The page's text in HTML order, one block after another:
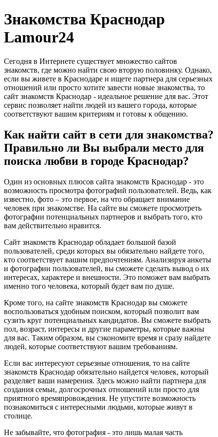
Знакомства Краснодар
Lamour24
Сегодня в Интернете существует множество сайтов
знакомств, где можно найти свою вторую половинку. Однако,
если вы живете в Краснодаре и ищете партнера для серьезных
отношений или просто хотите завести новые знакомства, то
сайт знакомств Краснодар - идеальное решение для вас. Этот
сервис позволяет найти людей из вашего города, которые
соответствуют вашим критериям и готовы к общению.
Как найти сайт в сети для знакомства?
Правильно ли Вы выбрали место для
поиска любви в городе Краснодар?
Один из основных плюсов сайта знакомств Краснодар - это
возможность просмотра фотографий пользователей. Ведь, как
известно, фото – это первое, на что обращает внимание
человек при знакомстве. На сайте вы сможете просмотреть
фотографии потенциальных партнеров и выбрать того, кто
вам действительно нравится.
Сайт знакомств Краснодар обладает большой базой
пользователей, среди которых вы обязательно найдете того,
кто соответствует вашим предпочтениям. Анализируя анкеты
и фотографии пользователей, вы сможете сделать вывод о их
интересах, характере и внешности. Это поможет вам выбрать
именно того человека, который будет вам по душе.
Кроме того, на сайте знакомств Краснодар вы сможете
воспользоваться удобным поиском, который позволит вам
сузить круг потенциальных кандидатов. Вы сможете выбрать
пол, возраст, интересы и другие параметры, которые важны
для вас. Таким образом, вы сэкономите время и сразу найдете
людей, которые соответствуют вашим требованиям.
Если вас интересуют серьезные отношения, то на сайте
знакомств Краснодар обязательно найдется человек, который
разделяет ваши намерения. Здесь можно найти партнера для
создания семьи, долгосрочных отношений или просто для
приятного времяпровождения. Не упустите возможность
познакомиться с интересными людьми, которые живут в
столице.
Не забывайте, что фотография - это лишь малая часть